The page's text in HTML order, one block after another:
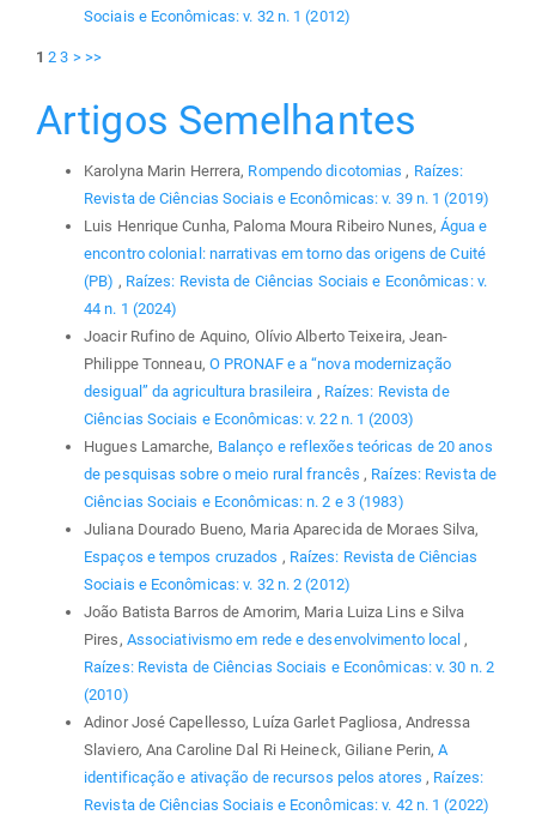
Sociais e Econômicas: v. 32 n. 1 (2012)
1 2 3 > >>
Artigos Semelhantes
Karolyna Marin Herrera, Rompendo dicotomias , Raízes:
Revista de Ciências Sociais e Econômicas: v. 39 n. 1 (2019)
Luis Henrique Cunha, Paloma Moura Ribeiro Nunes, Água e
encontro colonial: narrativas em torno das origens de Cuité
(PB) , Raízes: Revista de Ciências Sociais e Econômicas: v.
44 n. 1 (2024)
Joacir Rufino de Aquino, Olívio Alberto Teixeira, Jean-
Philippe Tonneau, O PRONAF e a “nova modernização
desigual” da agricultura brasileira , Raízes: Revista de
Ciências Sociais e Econômicas: v. 22 n. 1 (2003)
Hugues Lamarche, Balanço e reflexões teóricas de 20 anos
de pesquisas sobre o meio rural francês , Raízes: Revista de
Ciências Sociais e Econômicas: n. 2 e 3 (1983)
Juliana Dourado Bueno, Maria Aparecida de Moraes Silva,
Espaços e tempos cruzados , Raízes: Revista de Ciências
Sociais e Econômicas: v. 32 n. 2 (2012)
João Batista Barros de Amorim, Maria Luiza Lins e Silva
Pires, Associativismo em rede e desenvolvimento local ,
Raízes: Revista de Ciências Sociais e Econômicas: v. 30 n. 2
(2010)
Adinor José Capellesso, Luíza Garlet Pagliosa, Andressa
Slaviero, Ana Caroline Dal Ri Heineck, Giliane Perin,A
identificação e ativação de recursos pelos atores , Raízes:
Revista de Ciências Sociais e Econômicas: v. 42 n. 1 (2022)